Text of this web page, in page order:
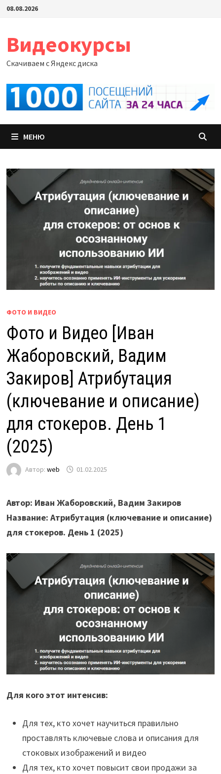
Перейти
08.08.2026
Видеокурсы
Скачиваем с Яндекс диска
МЕНЮ
ФОТО И ВИДЕО
Фото и Видео [Иван
Жаборовский, Вадим
Закиров] Атрибутация
(ключевание и описание)
для стокеров. День 1
(2025)
Автор: web 01.02.2025
Автор: Иван Жаборовский, Вадим Закиров
Название: Атрибутация (ключевание и описание)
для стокеров. День 1 (2025)
Для кого этот интенсив:
Для тех, кто хочет научиться правильно
проставлять ключевые слова и описания для
стоковых изображений и видео
Для тех, кто хочет повысит свои продажи за